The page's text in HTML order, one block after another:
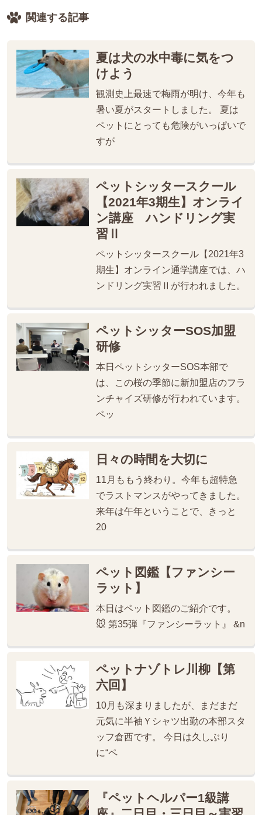
関連する記事
夏は犬の水中毒に気をつ
けよう
観測史上最速で梅雨が明け、今年も
暑い夏がスタートしました。 夏は
ペットにとっても危険がいっぱいで
すが
ペットシッタースクール
【2021年3期生】オンライ
ン講座 ハンドリング実
習Ⅱ
ペットシッタースクール【2021年3
期生】オンライン通学講座では、ハ
ンドリング実習Ⅱが行われました。
ペットシッターSOS加盟
研修
本日ペットシッターSOS本部で
は、この桜の季節に新加盟店のフラ
ンチャイズ研修が行われています。
ペッ
日々の時間を大切に
11月ももう終わり。今年も超特急
でラストマンスがやってきました。
来年は午年ということで、きっと
20
ペット図鑑【ファンシー
ラット】
本日はペット図鑑のご紹介です。
🐭 第35弾『ファンシーラット』 &n
ペットナゾトレ川柳【第
六回】
10月も深まりましたが、まだまだ
元気に半袖Ｙシャツ出勤の本部スタ
ッフ倉西です。 今日は久しぶり
に“ペ
『ペットヘルパー1級講